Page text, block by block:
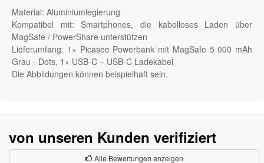
Material: Aluminiumlegierung
Kompatibel mit: Smartphones, die kabelloses Laden über
MagSafe / PowerShare unterstützen
Lieferumfang: 1× Picasee Powerbank mit MagSafe 5 000 mAh
Grau - Dots, 1× USB-C – USB-C Ladekabel
Die Abbildungen können beispielhaft sein.
von unseren Kunden verifiziert
Alle Bewertungen anzeigen